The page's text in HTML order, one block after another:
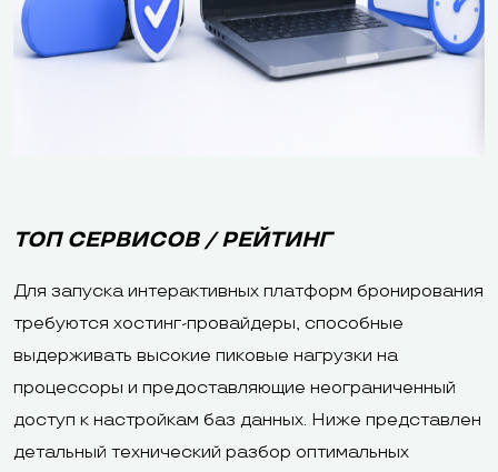
ТОП СЕРВИСОВ / РЕЙТИНГ
Для запуска интерактивных платформ бронирования
требуются хостинг-провайдеры, способные
выдерживать высокие пиковые нагрузки на
процессоры и предоставляющие неограниченный
доступ к настройкам баз данных. Ниже представлен
детальный технический разбор оптимальных